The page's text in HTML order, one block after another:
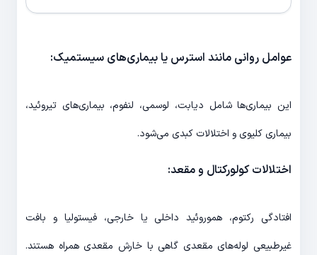
عوامل روانی مانند استرس یا بیماری‌های سیستمیک:
این بیماری‌ها شامل دیابت، لوسمی، لنفوم، بیماری‌های تیروئید،
بیماری کلیوی و اختلالات کبدی می‌شود.
اختلالات کولورکتال و مقعد:
افتادگی رکتوم، هموروئید داخلی یا خارجی، فیستولیا و بافت
غیرطبیعی لوله‌های مقعدی گاهی با خارش مقعدی همراه هستند.